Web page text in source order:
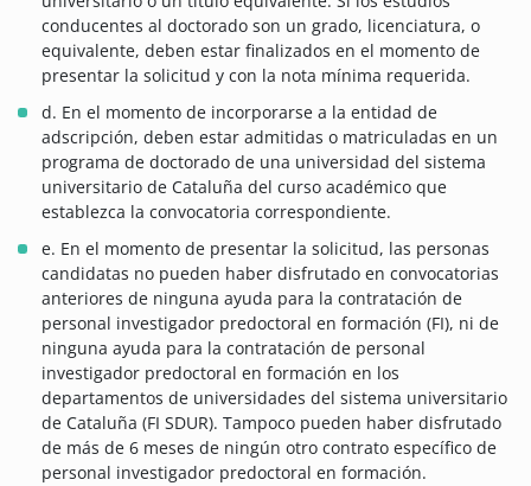
conducentes al doctorado son un grado, licenciatura, o
equivalente, deben estar finalizados en el momento de
presentar la solicitud y con la nota mínima requerida.
d. En el momento de incorporarse a la entidad de
adscripción, deben estar admitidas o matriculadas en un
programa de doctorado de una universidad del sistema
universitario de Cataluña del curso académico que
establezca la convocatoria correspondiente.
e. En el momento de presentar la solicitud, las personas
candidatas no pueden haber disfrutado en convocatorias
anteriores de ninguna ayuda para la contratación de
personal investigador predoctoral en formación (FI), ni de
ninguna ayuda para la contratación de personal
investigador predoctoral en formación en los
departamentos de universidades del sistema universitario
de Cataluña (FI SDUR). Tampoco pueden haber disfrutado
de más de 6 meses de ningún otro contrato específico de
personal investigador predoctoral en formación.